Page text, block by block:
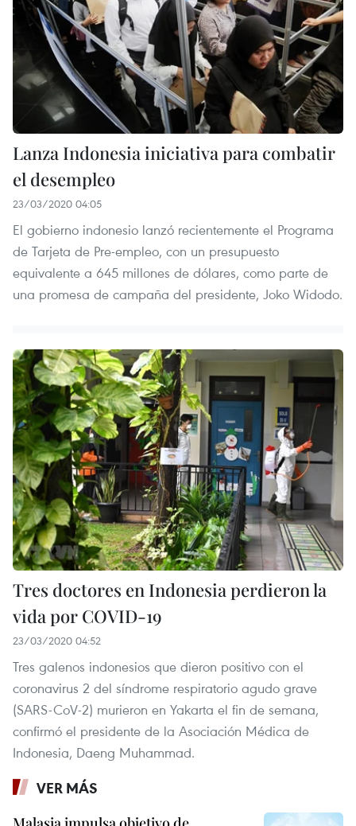
Lanza Indonesia iniciativa para combatir
el desempleo
23/03/2020 04:05
El gobierno indonesio lanzó recientemente el Programa
de Tarjeta de Pre-empleo, con un presupuesto
equivalente a 645 millones de dólares, como parte de
una promesa de campaña del presidente, Joko Widodo.
Tres doctores en Indonesia perdieron la
vida por COVID-19
23/03/2020 04:52
Tres galenos indonesios que dieron positivo con el
coronavirus 2 del síndrome respiratorio agudo grave
(SARS-CoV-2) murieron en Yakarta el fin de semana,
confirmó el presidente de la Asociación Médica de
Indonesia, Daeng Muhammad.
VER MÁS